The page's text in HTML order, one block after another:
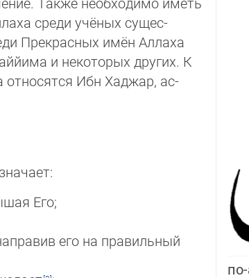
среди учёных су­щес­
Прекрасных имён Ал­ла­ха
и некоторых дру­гих. К
Ибн Ха­джар, ас-
Его;
его на правильный